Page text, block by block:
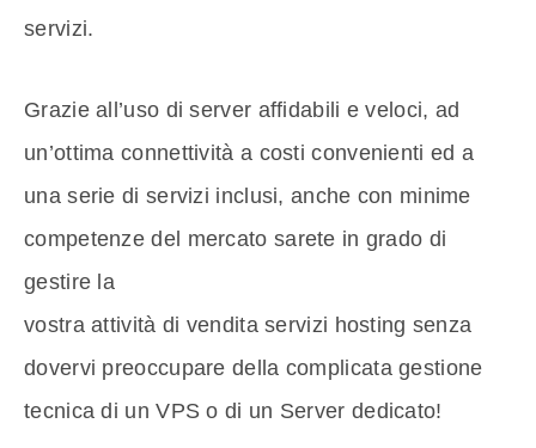
servizi.
Grazie all’uso di server affidabili e veloci, ad
un’ottima connettività a costi convenienti ed a
una serie di servizi inclusi, anche con minime
competenze del mercato sarete in grado di
gestire la
vostra attività di vendita servizi hosting senza
dovervi preoccupare della complicata gestione
tecnica di un VPS o di un Server dedicato!